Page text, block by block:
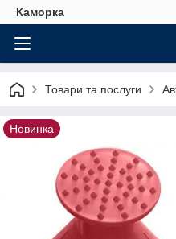
Каморка
Товари та послуги
Новинка